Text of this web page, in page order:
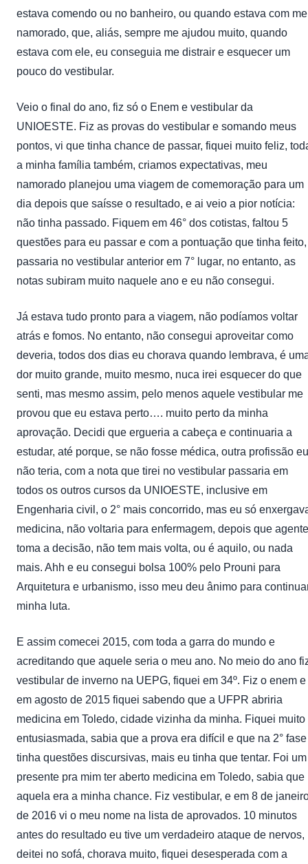
estava comendo ou no banheiro, ou quando estava com
namorado, que, aliás, sempre me ajudou muito, quando
estava com ele, eu conseguia me distrair e esquecer um
pouco do vestibular.
Veio o final do ano, fiz só o Enem e vestibular da
UNIOESTE. Fiz as provas do vestibular e somando meus
pontos, vi que tinha chance de passar, fiquei muito feliz,
a minha família também, criamos expectativas, meu
namorado planejou uma viagem de comemoração para um
dia depois que saísse o resultado, e ai veio a pior notícia:
não tinha passado. Fiquem em 46° dos cotistas, faltou 5
questões para eu passar e com a pontuação que tinha feito,
passaria no vestibular anterior em 7° lugar, no entanto, as
notas subiram muito naquele ano e eu não consegui.
Já estava tudo pronto para a viagem, não podíamos voltar
atrás e fomos. No entanto, não consegui aproveitar como
deveria, todos dos dias eu chorava quando lembrava, é
dor muito grande, muito mesmo, nuca irei esquecer do que
senti, mas mesmo assim, pelo menos aquele vestibular me
provou que eu estava perto…. muito perto da minha
aprovação. Decidi que ergueria a cabeça e continuaria a
estudar, até porque, se não fosse médica, outra profissão eu
não teria, com a nota que tirei no vestibular passaria em
todos os outros cursos da UNIOESTE, inclusive em
Engenharia civil, o 2° mais concorrido, mas eu só
medicina, não voltaria para enfermagem, depois que agente
toma a decisão, não tem mais volta, ou é aquilo, ou nada
mais. Ahh e eu consegui bolsa 100% pelo Prouni para
Arquitetura e urbanismo, isso meu deu ânimo para
minha luta.
E assim comecei 2015, com toda a garra do mundo e
acreditando que aquele seria o meu ano. No meio do ano
vestibular de inverno na UEPG, fiquei em 34º. Fiz o enem e
em agosto de 2015 fiquei sabendo que a UFPR abriria
medicina em Toledo, cidade vizinha da minha. Fiquei muito
entusiasmada, sabia que a prova era difícil e que na 2° fase
tinha questões discursivas, mais eu tinha que tentar. Foi um
presente pra mim ter aberto medicina em Toledo, sabia que
aquela era a minha chance. Fiz vestibular, e em 8 de
de 2016 vi o meu nome na lista de aprovados. 10 minutos
antes do resultado eu tive um verdadeiro ataque de nervos,
deitei no sofá, chorava muito, fiquei desesperada com a